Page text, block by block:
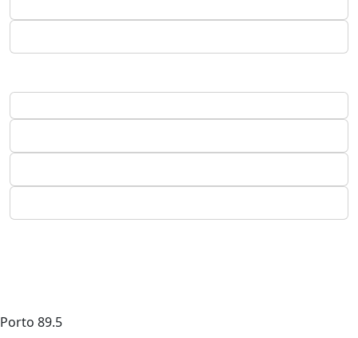
Porto 89.5